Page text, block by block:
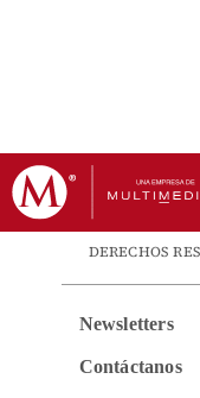
DERECHOS
Newsletters
Contáctanos